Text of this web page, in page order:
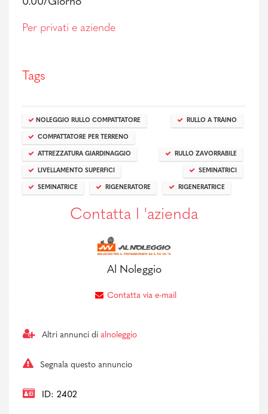
Per privati e aziende
Tags
NOLEGGIO RULLO COMPATTATORE RULLO A TRAINO
COMPATTATORE PER TERRENO
ATTREZZATURA GIARDINAGGIO RULLO ZAVORRABILE
LIVELLAMENTO SUPERFICI SEMINATRICI
SEMINATRICE RIGENERATORE RIGENERATRICE
Contatta l 'azienda
Al Noleggio
Contatta via e-mail
Altri annunci di alnoleggio
Segnala questo annuncio
ID: 2402